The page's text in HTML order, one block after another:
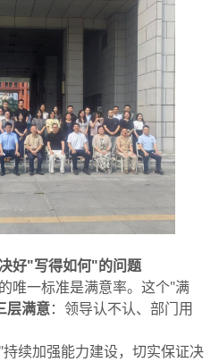
好"写得如何"的问题
一标准是满意率。这个"满
层满意：领导认不认、部门用
续加强能力建设，切实保证决